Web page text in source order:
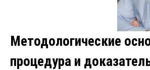
Методологические
процедура и